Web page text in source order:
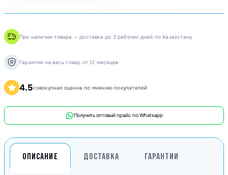
При наличии товара — доставка до 3 рабочих дней по Казахстану
Гарантия на весь товар от 12 месяцев
4.5совокупная оценка по мнению покупателей
Получить оптовый прайс по Whatsapp
ОПИСАНИЕ ДОСТАВКА ГАРАНТИИ